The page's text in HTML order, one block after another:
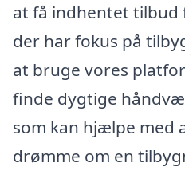
at få indhentet tilbud
der har fokus på
at bruge vores
finde dygtige
som kan hjælpe med
drømme om en